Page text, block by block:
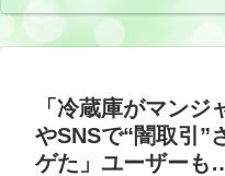
トざわつき イベントでの
真が話題
「冷蔵庫がマン
やSNSで“闇取引
ゲた」ユーザーも